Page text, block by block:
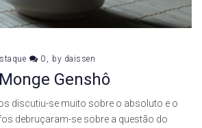
0 by daissen
Genshô
discutiu-se muito sobre o absoluto e o
debruçaram-se sobre a questão do